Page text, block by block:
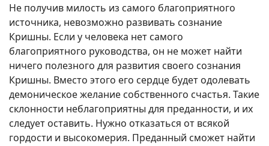
Не получив милость из самого благоприятного
источника, невозможно развивать сознание
Кришны. Если у человека нет самого
благоприятного руководства, он не может найти
ничего полезного для развития своего сознания
Кришны. Вместо этого его сердце будет одолевать
демоническое желание собственного счастья. Такие
склонности неблагоприятны для преданности, и их
следует оставить. Нужно отказаться от всякой
гордости и высокомерия. Преданный сможет найти